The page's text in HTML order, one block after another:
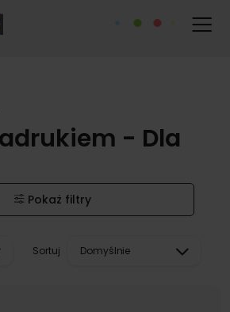
- Dla
Pokaż filtry
Sortuj Domyślnie